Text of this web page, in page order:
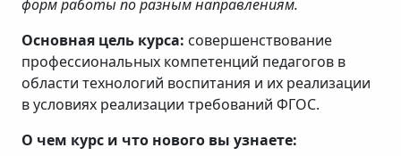
форм работы по разным направлениям.
Основная цель курса: совершенствование
профессиональных компетенций педагогов в
области технологий воспитания и их реализации
в условиях реализации требований ФГОС.
О чем курс и что нового вы узнаете: